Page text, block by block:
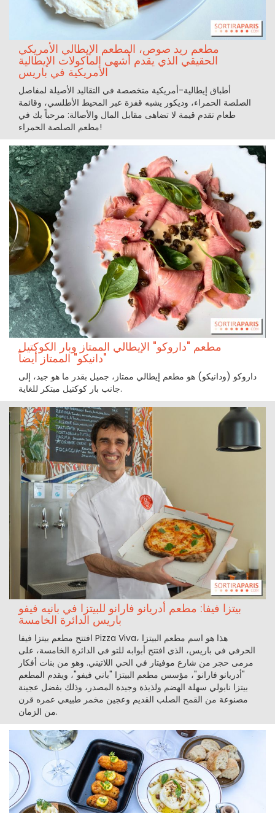
مطعم ريد صوص، المطعم الإيطالي الأمريكي
الحقيقي الذي يقدم أشهى المأكولات الإيطالية
الأمريكية في باريس
أطباق إيطالية-أمريكية متخصصة في التقاليد الأصيلة لمفاصل
الصلصة الحمراء، وديكور يشبه قفزة عبر المحيط الأطلسي، وقائمة
طعام تقدم قيمة لا تضاهى مقابل المال والأصالة: مرحباً بك في
مطعم الصلصة الحمراء!
مطعم "داروكو" الإيطالي الممتاز وبار الكوكتيل
"دانيكو" الممتاز أيضاً
داروكو (ودانيكو) هو مطعم إيطالي ممتاز، جميل بقدر ما هو جيد، إلى
جانب بار كوكتيل مبتكر للغاية.
بيتزا فيفا: مطعم أدريانو فارانو للبيتزا في بانيه فيفو
باريس الدائرة الخامسة
افتتح مطعم بيتزا فيفا Pizza Viva، هذا هو اسم مطعم البيتزا
الحرفي في باريس، الذي افتتح أبوابه للتو في الدائرة الخامسة، على
مرمى حجر من شارع موفيتار في الحي اللاتيني. وهو من بنات أفكار
"أدريانو فارانو"، مؤسس مطعم البيتزا "باني فيفو"، ويقدم المطعم
بيتزا نابولي سهلة الهضم ولذيذة وجيدة المصدر، وذلك بفضل عجينة
مصنوعة من القمح الصلب القديم وعجين مخمر طبيعي عمره قرن
من الزمان.